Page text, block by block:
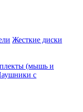
Жесткие диски
(мышь и
с